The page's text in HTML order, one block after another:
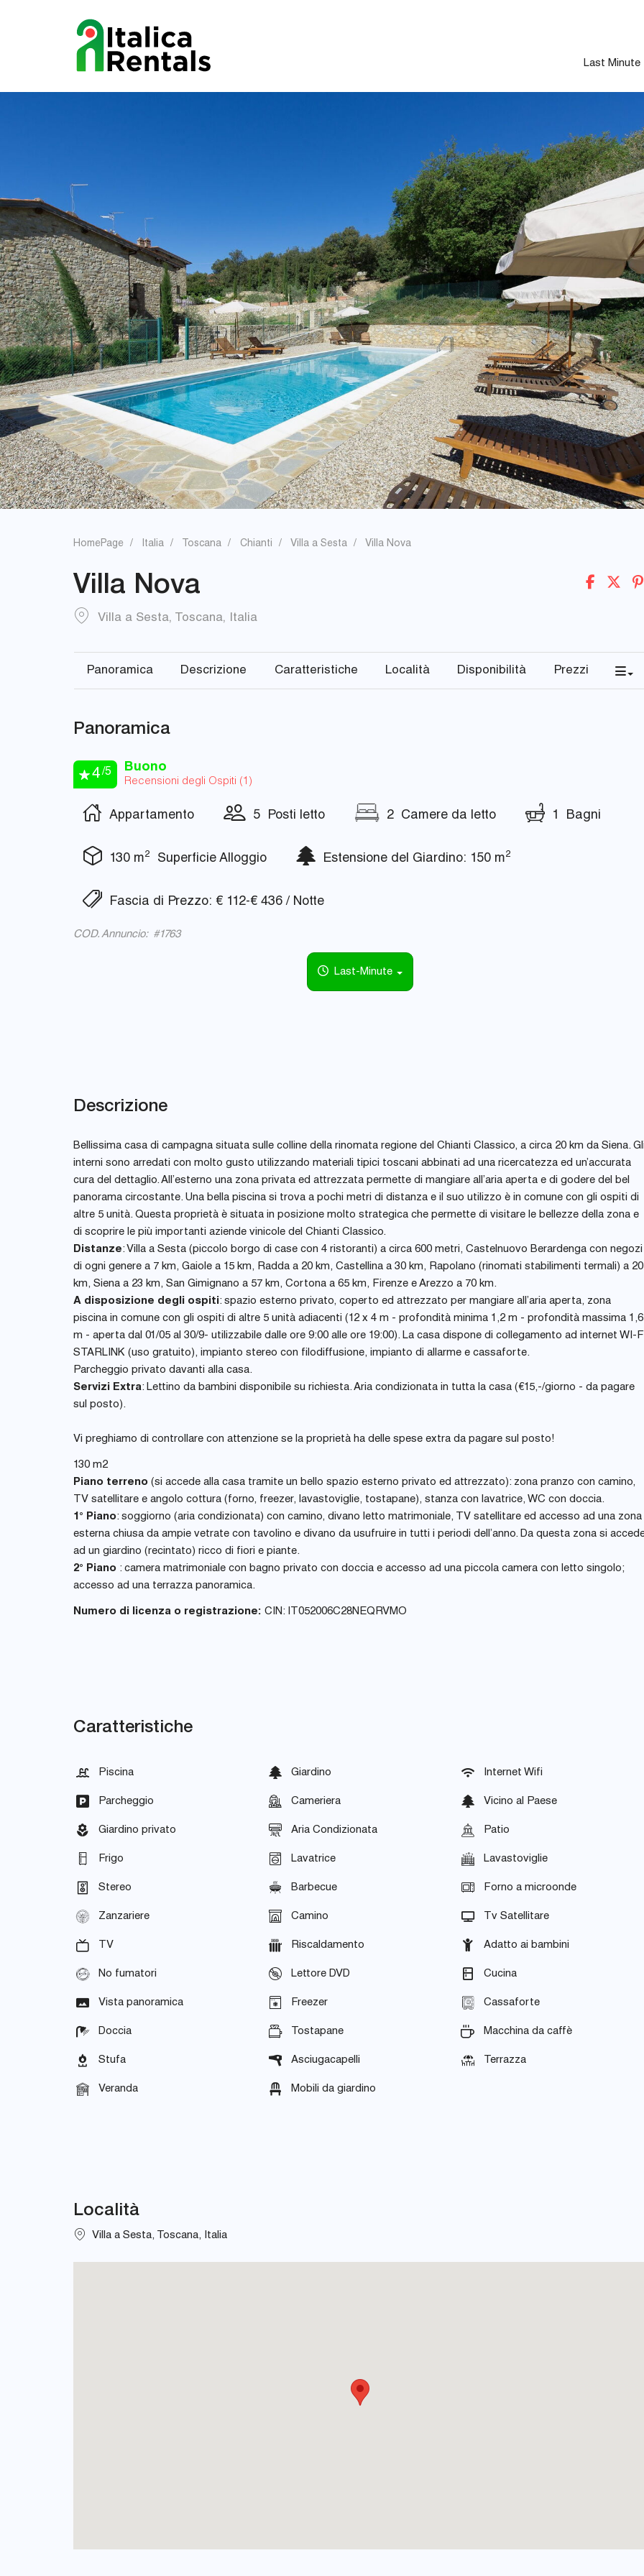
Last Minute
HomePage Italia Toscana Chianti Villa a Sesta Villa Nova
Villa Nova
Villa a Sesta, Toscana, Italia
Panoramica Descrizione Caratteristiche Località Disponibilità Prezzi
Panoramica
4 /5 Buono
Recensioni degli Ospiti ( 1 )
Appartamento 5 Posti letto 2 Camere da letto 1 Bagni
130 m2 Superficie Alloggio Estensione del Giardino: 150 m2
Fascia di Prezzo: € 112-€ 436 / Notte
COD. Annuncio: #1763
Last-Minute
Descrizione
Bellissima casa di campagna situata sulle colline della rinomata regione del Chianti Classico, a circa 20 km da Siena.
interni sono arredati con molto gusto utilizzando materiali tipici toscani abbinati ad una ricercatezza ed un’accurata
cura del dettaglio. All’esterno una zona privata ed attrezzata permette di mangiare all’aria aperta e di godere del bel
panorama circostante. Una bella piscina si trova a pochi metri di distanza e il suo utilizzo è in comune con gli ospiti di
altre 5 unità. Questa proprietà è situata in posizione molto strategica che permette di visitare le bellezze della zona e
di scoprire le più importanti aziende vinicole del Chianti Classico.
Distanze: Villa a Sesta (piccolo borgo di case con 4 ristoranti) a circa 600 metri, Castelnuovo Berardenga con negozi
di ogni genere a 7 km, Gaiole a 15 km, Radda a 20 km, Castellina a 30 km, Rapolano (rinomati stabilimenti termali) a 20
km, Siena a 23 km, San Gimignano a 57 km, Cortona a 65 km, Firenze e Arezzo a 70 km.
A disposizione degli ospiti: spazio esterno privato, coperto ed attrezzato per mangiare all’aria aperta, zona
piscina in comune con gli ospiti di altre 5 unità adiacenti (12 x 4 m - profondità minima 1,2 m - profondità massima 1,6
m - aperta dal 01/05 al 30/9- utilizzabile dalle ore 9:00 alle ore 19:00). La casa dispone di collegamento ad internet WI-
STARLINK (uso gratuito), impianto stereo con filodiffusione, impianto di allarme e cassaforte.
Parcheggio privato davanti alla casa.
Servizi Extra: Lettino da bambini disponibile su richiesta. Aria condizionata in tutta la casa (€15,-/giorno - da pagare
sul posto).
Vi preghiamo di controllare con attenzione se la proprietà ha delle spese extra da pagare sul posto!
130 m2
Piano terreno (si accede alla casa tramite un bello spazio esterno privato ed attrezzato): zona pranzo con camino,
TV satellitare e angolo cottura (forno, freezer, lavastoviglie, tostapane), stanza con lavatrice, WC con doccia.
1° Piano: soggiorno (aria condizionata) con camino, divano letto matrimoniale, TV satellitare ed accesso ad una zona
esterna chiusa da ampie vetrate con tavolino e divano da usufruire in tutti i periodi dell’anno. Da questa zona si
ad un giardino (recintato) ricco di fiori e piante.
2° Piano : camera matrimoniale con bagno privato con doccia e accesso ad una piccola camera con letto singolo;
accesso ad una terrazza panoramica.
Numero di licenza o registrazione: CIN: IT052006C28NEQRVMO
Caratteristiche
Piscina Giardino Internet Wifi
Parcheggio Cameriera Vicino al Paese
Giardino privato Aria Condizionata Patio
Frigo Lavatrice Lavastoviglie
Stereo Barbecue Forno a microonde
Zanzariere Camino Tv Satellitare
TV Riscaldamento Adatto ai bambini
No fumatori Lettore DVD Cucina
Vista panoramica Freezer Cassaforte
Doccia Tostapane Macchina da caffè
Stufa Asciugacapelli Terrazza
Veranda Mobili da giardino
Località
Villa a Sesta, Toscana, Italia